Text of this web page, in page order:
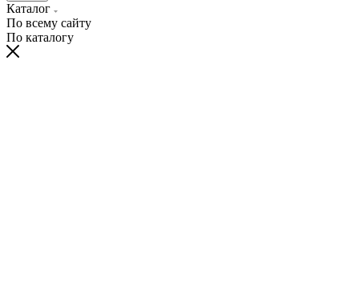
Каталог
По всему сайту
По каталогу